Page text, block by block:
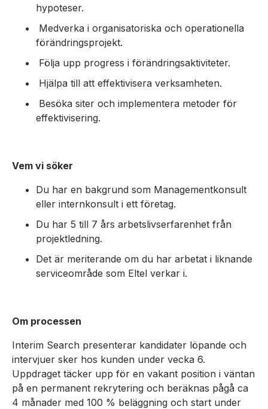
hypoteser.
Medverka i organisatoriska och operationella
förändringsprojekt.
Följa upp progress i förändringsaktiviteter.
Hjälpa till att effektivisera verksamheten.
Besöka siter och implementera metoder för
effektivisering.
Vem vi söker
Du har en bakgrund som Managementkonsult
eller internkonsult i ett företag.
Du har 5 till 7 års arbetslivserfarenhet från
projektledning.
Det är meriterande om du har arbetat i liknande
serviceområde som Eltel verkar i.
Om processen
Interim Search presenterar kandidater löpande och
intervjuer sker hos kunden under vecka 6.
Uppdraget täcker upp för en vakant position i väntan
på en permanent rekrytering och beräknas pågå ca
4 månader med 100 % beläggning och start under